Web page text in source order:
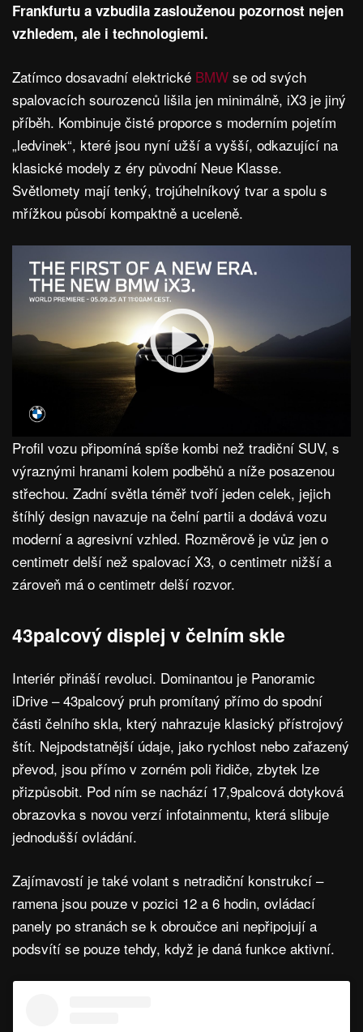
Frankfurtu a vzbudila zaslouženou pozornost nejen
vzhledem, ale i technologiemi.
Zatímco dosavadní elektrické BMW se od svých
spalovacích sourozenců lišila jen minimálně, iX3 je jiný
příběh. Kombinuje čisté proporce s moderním pojetím
„ledvinek“, které jsou nyní užší a vyšší, odkazující na
klasické modely z éry původní Neue Klasse.
Světlomety mají tenký, trojúhelníkový tvar a spolu s
mřížkou působí kompaktně a uceleně.
Profil vozu připomíná spíše kombi než tradiční SUV, s
výraznými hranami kolem podběhů a níže posazenou
střechou. Zadní světla téměř tvoří jeden celek, jejich
štíhlý design navazuje na čelní partii a dodává vozu
moderní a agresivní vzhled. Rozměrově je vůz jen o
centimetr delší než spalovací X3, o centimetr nižší a
zároveň má o centimetr delší rozvor.
43palcový displej v čelním skle
Interiér přináší revoluci. Dominantou je Panoramic
iDrive – 43palcový pruh promítaný přímo do spodní
části čelního skla, který nahrazuje klasický přístrojový
štít. Nejpodstatnější údaje, jako rychlost nebo zařazený
převod, jsou přímo v zorném poli řidiče, zbytek lze
přizpůsobit. Pod ním se nachází 17,9palcová dotyková
obrazovka s novou verzí infotainmentu, která slibuje
jednodušší ovládání.
Zajímavostí je také volant s netradiční konstrukcí –
ramena jsou pouze v pozici 12 a 6 hodin, ovládací
panely po stranách se k obroučce ani nepřipojují a
podsvítí se pouze tehdy, když je daná funkce aktivní.